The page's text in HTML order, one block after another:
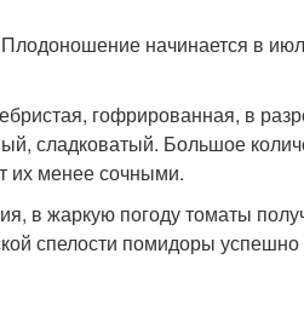
начинается в
гофрированная, в
сладковатый. Большое
их менее сочными.
в жаркую погоду томаты
спелости помидоры